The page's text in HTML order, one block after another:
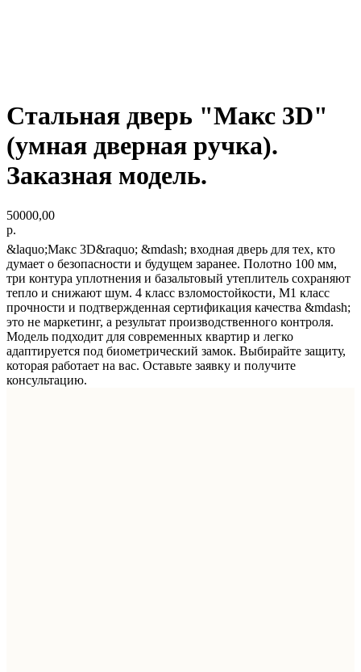
Стальная дверь "Макс 3D"
(умная дверная ручка).
Заказная модель.
50000,00
р.
&laquo;Макс 3D&raquo; &mdash; входная дверь для тех, кто
думает о безопасности и будущем заранее. Полотно 100 мм,
три контура уплотнения и базальтовый утеплитель сохраняют
тепло и снижают шум. 4 класс взломостойкости, М1 класс
прочности и подтвержденная сертификация качества &mdash;
это не маркетинг, а результат производственного контроля.
Модель подходит для современных квартир и легко
адаптируется под биометрический замок. Выбирайте защиту,
которая работает на вас. Оставьте заявку и получите
консультацию.